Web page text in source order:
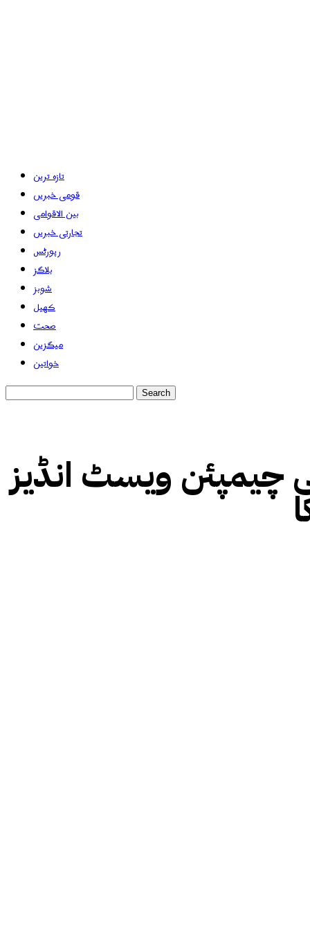
تازہ ترین
قومی خبریں
بین الاقوامی
تجارتی خبریں
رپورٹس
بلاگز
شوبز
کھیل
صحت
میگزین
خواتین
کا عالمی چیمپئن ویسٹ انڈیز